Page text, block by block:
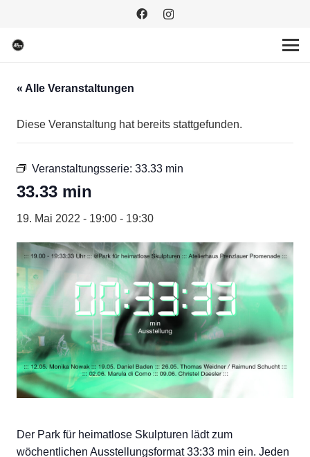
« Alle Veranstaltungen
Diese Veranstaltung hat bereits stattgefunden.
Veranstaltungsserie: 33.33 min
33.33 min
19. Mai 2022 - 19:00 - 19:30
Der Park für heimatlose Skulpturen lädt zum
wöchentlichen Ausstellungsformat 33:33 min ein. Jeden